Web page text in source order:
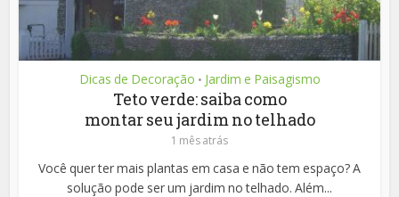
Dicas de Decoração • Jardim e Paisagismo
Teto verde: saiba como
montar seu jardim no telhado
1 mês atrás
Você quer ter mais plantas em casa e não tem espaço? A
solução pode ser um jardim no telhado. Além...